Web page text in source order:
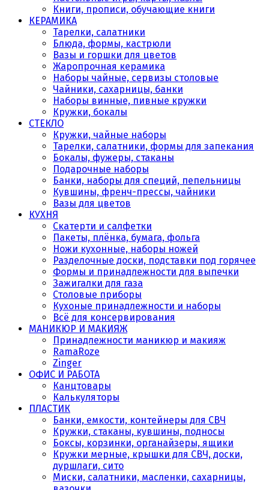
Книги, прописи, обучающие книги
КЕРАМИКА
Тарелки, салатники
Блюда, формы, кастрюли
Вазы и горшки для цветов
Жаропрочная керамика
Наборы чайные, сервизы столовые
Чайники, сахарницы, банки
Наборы винные, пивные кружки
Кружки, бокалы
СТЕКЛО
Кружки, чайные наборы
Тарелки, салатники, формы для запекания
Бокалы, фужеры, стаканы
Подарочные наборы
Банки, наборы для специй, пепельницы
Кувшины, френч-прессы, чайники
Вазы для цветов
КУХНЯ
Скатерти и салфетки
Пакеты, плёнка, бумага, фольга
Ножи кухонные, наборы ножей
Разделочные доски, подставки под горячее
Формы и принадлежности для выпечки
Зажигалки для газа
Столовые приборы
Кухоные принадлежности и наборы
Всё для консервирования
МАНИКЮР И МАКИЯЖ
Принадлежности маникюр и макияж
RamaRoze
Zinger
ОФИС И РАБОТА
Канцтовары
Калькуляторы
ПЛАСТИК
Банки, емкости, контейнеры для СВЧ
Кружки, стаканы, кувшины, подносы
Боксы, корзинки, органайзеры, ящики
Кружки мерные, крышки для СВЧ, доски,
дуршлаги, сито
Миски, салатники, масленки, сахарницы,